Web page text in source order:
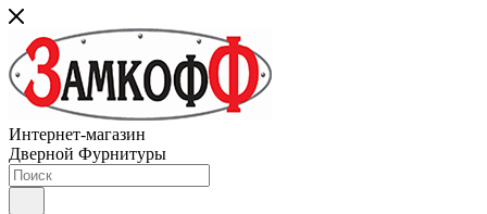
Интернет-магазин
Дверной Фурнитуры